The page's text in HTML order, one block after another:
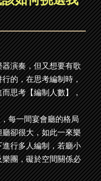
演奏，但又想要有歌
的，在思考編制時，
思考【編制人數】，
每一間宴會廳的格局
卻很大，如此一來樂
行多人編制，若廳小
團，礙於空間關係必